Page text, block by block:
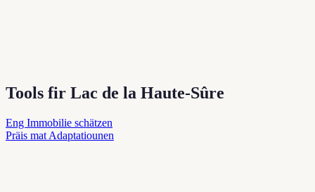
Tools fir Lac de la Haute-Sûre
Eng Immobilie schätzen
Präis mat Adaptatiounen